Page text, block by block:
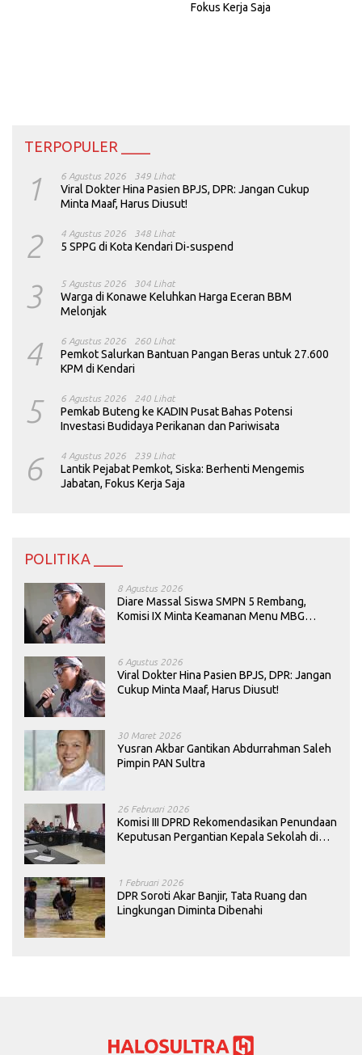
Fokus Kerja Saja
TERPOPULER ____
1 6 Agustus 2026 349 Lihat
Viral Dokter Hina Pasien BPJS, DPR: Jangan Cukup
Minta Maaf, Harus Diusut!
2 4 Agustus 2026 348 Lihat
5 SPPG di Kota Kendari Di-suspend
3 5 Agustus 2026 304 Lihat
Warga di Konawe Keluhkan Harga Eceran BBM
Melonjak
4 6 Agustus 2026 260 Lihat
Pemkot Salurkan Bantuan Pangan Beras untuk 27.600
KPM di Kendari
5 6 Agustus 2026 240 Lihat
Pemkab Buteng ke KADIN Pusat Bahas Potensi
Investasi Budidaya Perikanan dan Pariwisata
6 4 Agustus 2026 239 Lihat
Lantik Pejabat Pemkot, Siska: Berhenti Mengemis
Jabatan, Fokus Kerja Saja
POLITIKA ____
8 Agustus 2026
Diare Massal Siswa SMPN 5 Rembang,
Komisi IX Minta Keamanan Menu MBG
6 Agustus 2026
Viral Dokter Hina Pasien BPJS, DPR: Jangan
Cukup Minta Maaf, Harus Diusut!
30 Maret 2026
Yusran Akbar Gantikan Abdurrahman Saleh
Pimpin PAN Sultra
26 Februari 2026
Komisi III DPRD Rekomendasikan Penundaan
Keputusan Pergantian Kepala Sekolah di
1 Februari 2026
DPR Soroti Akar Banjir, Tata Ruang dan
Lingkungan Diminta Dibenahi